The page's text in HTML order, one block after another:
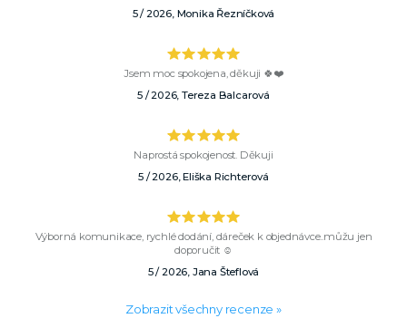
5 / 2026, Monika Řezníčková
Jsem moc spokojena, děkuji 🍀❤️
5 / 2026, Tereza Balcarová
Naprostá spokojenost. Děkuji
5 / 2026, Eliška Richterová
Výborná komunikace, rychlé dodání, dáreček k objednávce..můžu jen
doporučit ☺️
5 / 2026, Jana Šteflová
Zobrazit všechny recenze »